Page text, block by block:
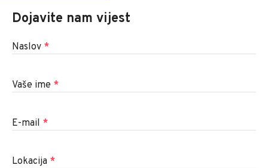
Dojavite nam vijest
Naslov *
Vaše ime *
E-mail *
Lokacija *